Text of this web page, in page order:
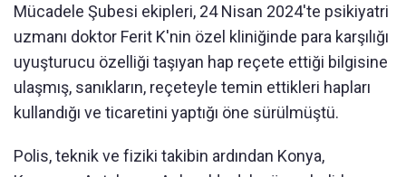
Mücadele Şubesi ekipleri, 24 Nisan 2024'te psikiyatri
uzmanı doktor Ferit K'nin özel kliniğinde para karşılığı
uyuşturucu özelliği taşıyan hap reçete ettiği bilgisine
ulaşmış, sanıkların, reçeteyle temin ettikleri hapları
kullandığı ve ticaretini yaptığı öne sürülmüştü.
Polis, teknik ve fiziki takibin ardından Konya,